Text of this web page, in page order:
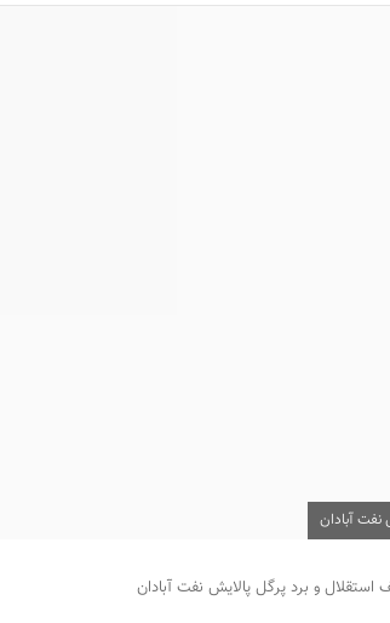
نفت آبادان
و برد پرگل پالایش نفت آبادان